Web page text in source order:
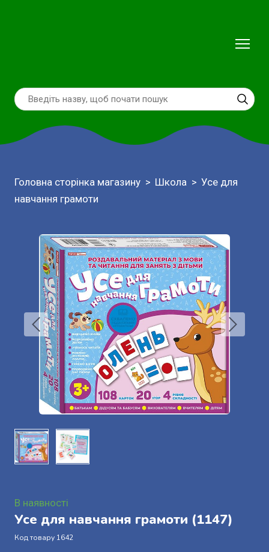
Головна сторінка магазину Школа
Усе для
навчання грамоти
В наявності
Усе для навчання грамоти (1147)
Код товару 1642